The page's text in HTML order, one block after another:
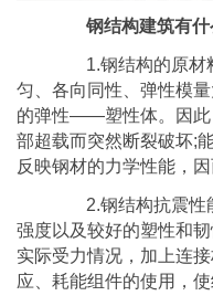
钢结构建筑有什
1.钢结构的原材
匀、各向同性、弹性模
的弹性——塑性体。因此
部超载而突然断裂破坏;
反映钢材的力学性能，因
2.钢结构抗震性
强度以及较好的塑性和
实际受力情况，加上连
应、耗能组件的使用，